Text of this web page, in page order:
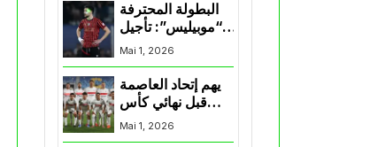
البطولة المحترفة
“موبيليس”: تأجيل
مباراة إتحاد
العاصمة وأتلتيك
بارادو
Mai 1, 2026
يهم إتحاد العاصمة
قبل نهائي كأس
اكاف : الزمالك
يسقط بثلاثية أمام
Mai 1, 2026